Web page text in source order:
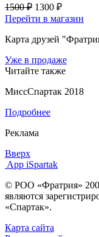
1500 ₽ 1300 ₽
Перейти в магазин
Карта друзей
Уже в продаже
Читайте также
МиссСпартак 2018
Подробнее
Реклама
Вверх
App iSpartak
© РОО «Фратрия»
являются
«Спартак».
Карта сайта